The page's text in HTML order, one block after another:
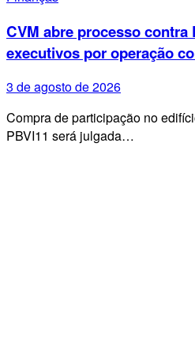
CVM abre processo contra
executivos por operação
3 de agosto de 2026
Compra de participação no
PBVI11 será julgada…